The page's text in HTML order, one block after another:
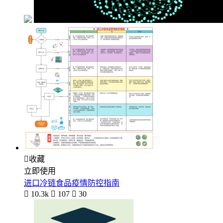
收藏
立即使用
进口冷链食品疫情防控指南
 10.3k  107  30